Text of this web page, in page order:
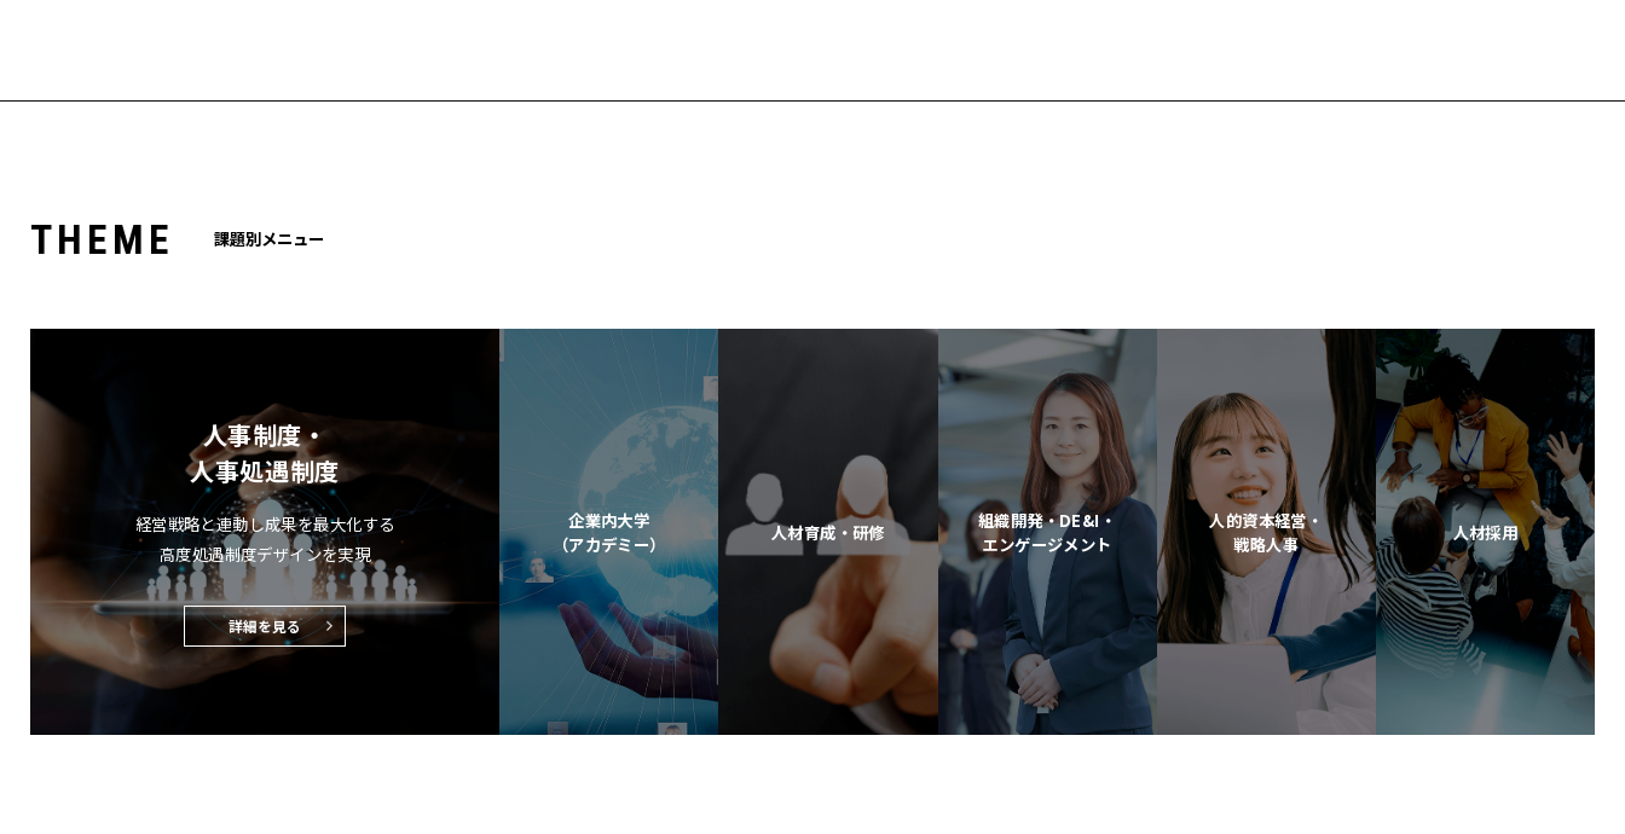
TH EM E 課題別メニュー
人事制度・
人事処遇制度
経営戦略と連動し成果を最大化する
高度処遇制度デザインを実現
詳細を見る
企業内大学
（アカデミー）
人材育成・研修
組織開発・DE&I・
エンゲージメント
人的資本経営・
戦略人事
人材採用